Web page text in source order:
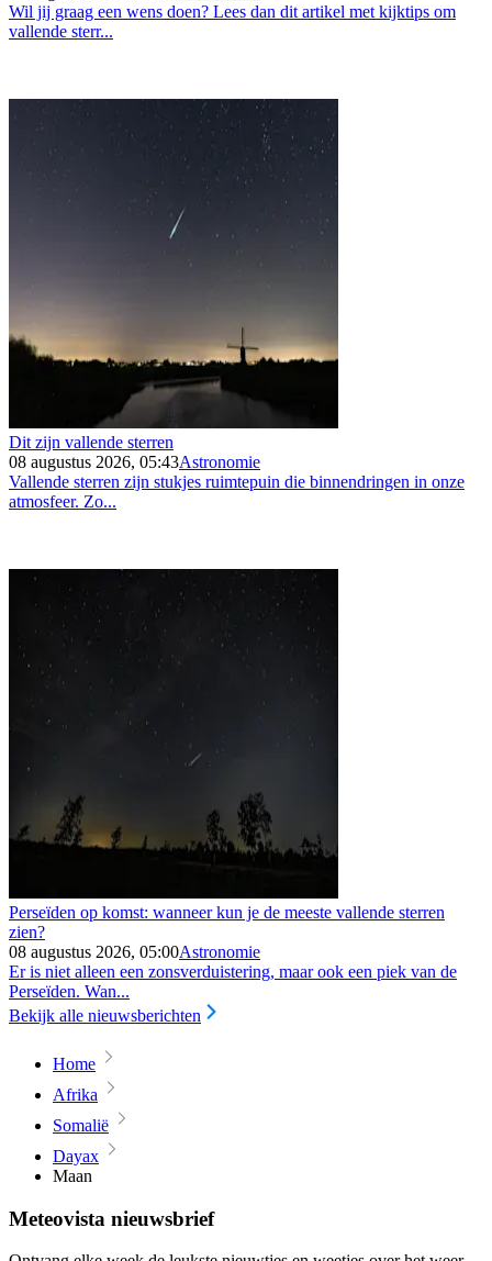
Wil jij graag een wens doen? Lees dan dit artikel met kijktips om
vallende sterr...
Dit zijn vallende sterren
08 augustus 2026, 05:43Astronomie
Vallende sterren zijn stukjes ruimtepuin die binnendringen in onze
atmosfeer. Zo...
Perseïden op komst: wanneer kun je de meeste vallende sterren
zien?
08 augustus 2026, 05:00Astronomie
Er is niet alleen een zonsverduistering, maar ook een piek van de
Perseïden. Wan...
Bekijk alle nieuwsberichten
Home
Afrika
Somalië
Dayax
Maan
Meteovista nieuwsbrief